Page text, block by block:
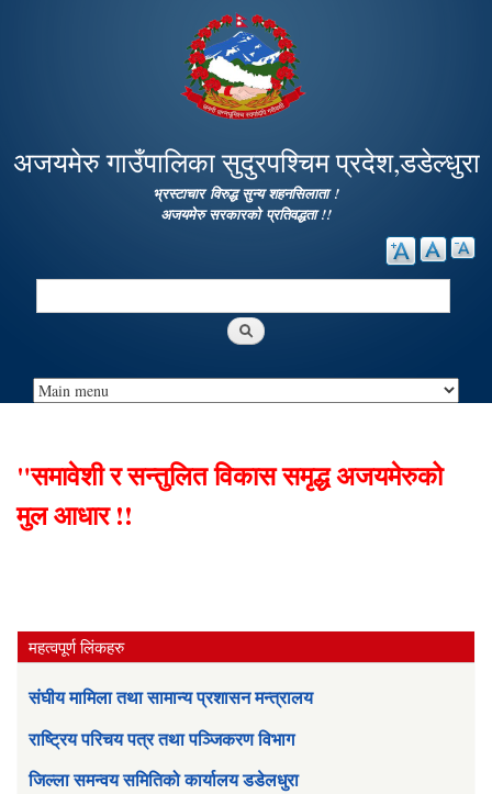
main
content
अजयमेरु गाउँपालिका सुदुरपश्चिम प्रदेश,डडेल्धुरा
भ्रस्टाचार विरुद्ध सुन्य शहनसिलाता !
अजयमेरु सरकारको प्रतिवद्धता !!
Search
"समावेशी र सन्तुलित विकास समृद्ध अजयमेरुको
मुल आधार !!
महत्वपूर्ण लिंकहरु
संघीय मामिला तथा सामान्य प्रशासन मन्त्रालय
राष्ट्रिय परिचय पत्र तथा पञ्जिकरण विभाग
जिल्ला समन्वय समितिको कार्यालय डडेलधुरा